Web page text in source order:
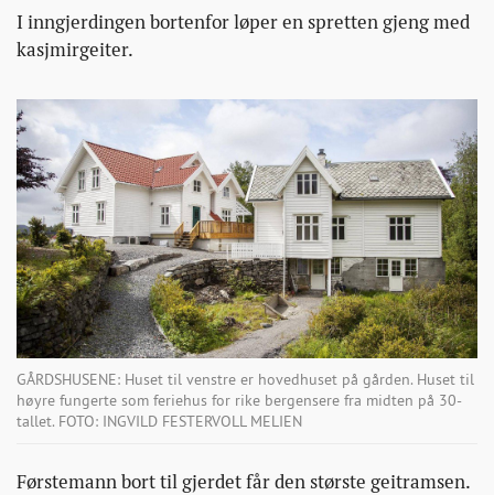
matte-
ikke-
pa-
a-
kjope-
garden/
I inngjerdingen bortenfor løper en spretten gjeng med
kasjmirgeiter.
GÅRDSHUSENE: Huset til venstre er hovedhuset på gården. Huset til
høyre fungerte som feriehus for rike bergensere fra midten på 30-
tallet. FOTO: INGVILD FESTERVOLL MELIEN
Førstemann bort til gjerdet får den største geitramsen.